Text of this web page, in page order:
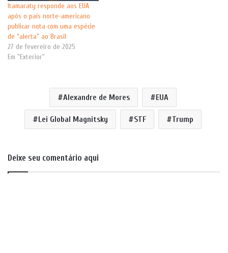
Itamaraty responde aos EUA
após o país norte-americano
publicar nota com uma espécie
de “alerta” ao Brasil
27 de fevereiro de 2025
Em "Exterior"
Alexandre de Mores EUA
Lei Global Magnitsky STF Trump
Deixe seu comentário aqui